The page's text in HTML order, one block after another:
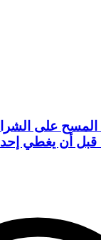
قبل أن يغطي